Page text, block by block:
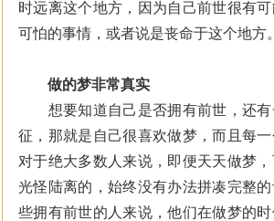
时远离这个地方，因为自己前世很有
可怕的事情，或者说是丧命于这个地方。
做的梦非常真实
想要知道自己是否拥有前世，还有
征，那就是自己很喜欢做梦，而且每一
对于绝大多数人来说，即便天天做梦
光怪陆离的，始终没有办法拼凑完整
些拥有前世的人来说，他们在做梦的时